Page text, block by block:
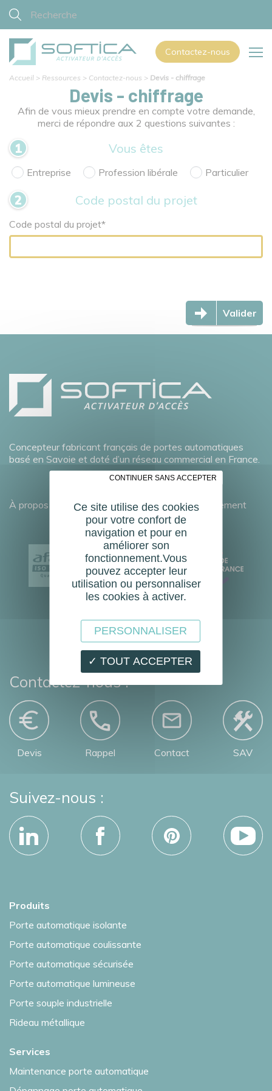
Contactez-nous
Accueil > Ressources > Contactez-nous > Devis - chiffrage
Devis - chiffrage
Afin de vous mieux prendre en compte votre demande,
merci de répondre aux 2 questions suivantes :
Vous êtes
Entreprise Profession libérale Particulier
Code postal du projet
Code postal du projet*
Valider
Concepteur fabricant français de portes automatiques
basé en Savoie et doté d’un réseau commercial en France.
À propos Développement durable Recrutement
EN
16005
Contactez-nous :
Devis Rappel Contact SAV
Suivez-nous :
Produits
Porte automatique isolante
Porte automatique coulissante
Porte automatique sécurisée
Porte automatique lumineuse
Porte souple industrielle
Rideau métallique
Services
Maintenance porte automatique
Ce site utilise des cookies
pour votre confort de
navigation et pour en
améliorer son
fonctionnement.Vous
pouvez accepter leur
utilisation ou personnaliser
les cookies à activer.
✓ TOUT ACCEPTER
✗ CONTINUER SANS ACCEPTER
PERSONNALISER